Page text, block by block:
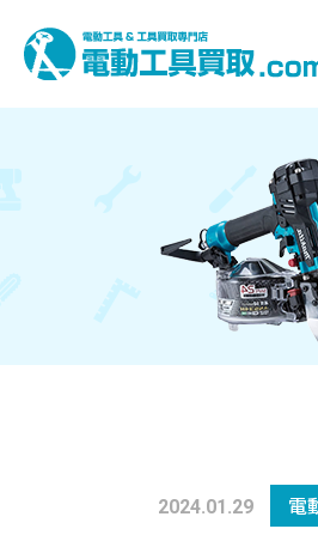
2024.01.29 電